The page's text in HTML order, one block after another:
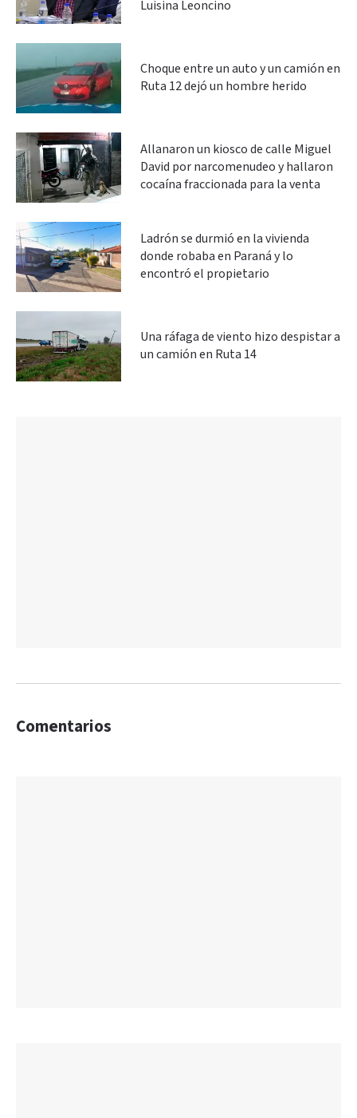
Luisina Leoncino
Choque entre un auto y un camión en
Ruta 12 dejó un hombre herido
Allanaron un kiosco de calle Miguel
David por narcomenudeo y hallaron
cocaína fraccionada para la venta
Ladrón se durmió en la vivienda
donde robaba en Paraná y lo
encontró el propietario
Una ráfaga de viento hizo despistar a
un camión en Ruta 14
Comentarios